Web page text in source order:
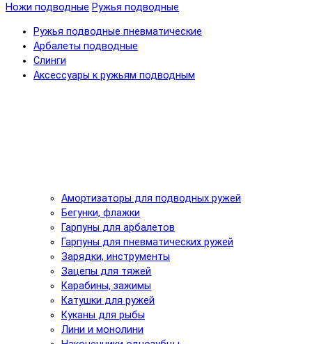
Ножи подводные Ружья подводные
Ружья подводные пневматические
Арбалеты подводные
Слинги
Аксессуары к ружьям подводным
Амортизаторы для подводных ружей
Бегунки, флажки
Гарпуны для арбалетов
Гарпуны для пневматических ружей
Зарядки, инструменты
Зацепы для тяжей
Карабины, зажимы
Катушки для ружей
Куканы для рыбы
Лини и монолини